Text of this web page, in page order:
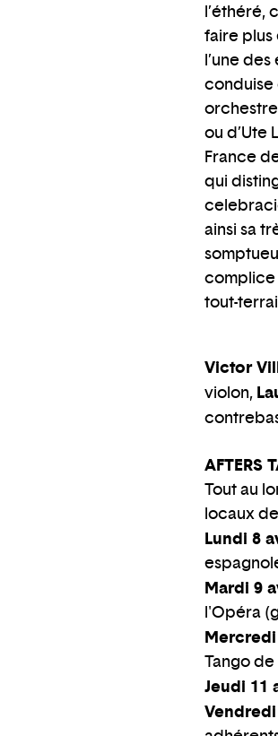
l’éthéré,
faire plus
l’une
conduise
ou d’Ute
France
qui
ainsi sa
complice
tout-
Victor
violon,
AFTERS
Tout au
locaux
Lundi 8
Mardi 9
l'Opéra
Tango
Jeudi 11